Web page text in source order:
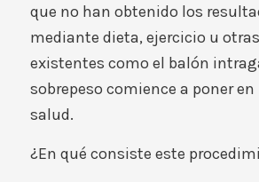
que no han obtenido los
mediante dieta, ejercicio u
existentes como el balón
sobrepeso comience a poner
salud.
¿En qué consiste este